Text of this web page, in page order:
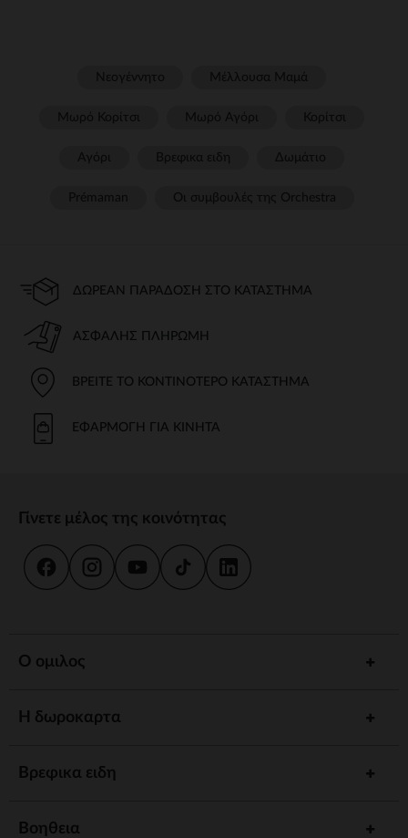
ΔΩΡΕΆΝ ΠΑΡΆΔΟΣΗ ΣΤΟ ΚΑΤΆΣΤΗΜΑ
ΑΣΦΑΛΉΣ ΠΛΗΡΩΜΉ
ΒΡΕΊΤΕ ΤΟ ΚΟΝΤΙΝΌΤΕΡΟ ΚΑΤΆΣΤΗΜΑ
ΕΦΑΡΜΟΓΉ ΓΙΑ ΚΙΝΗΤΆ
Γίνετε μέλος της κοινότητας
Ο ομιλος
Η δωροκαρτα
Βρεφικα ειδη
Βοηθεια